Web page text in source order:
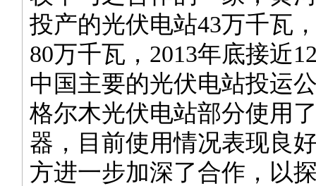
投产的光伏电站43万千瓦
80万千瓦，2013年底接近
中国主要的光伏电站投运
格尔木光伏电站部分使用
器，目前使用情况表现良
方进一步加深了合作，以